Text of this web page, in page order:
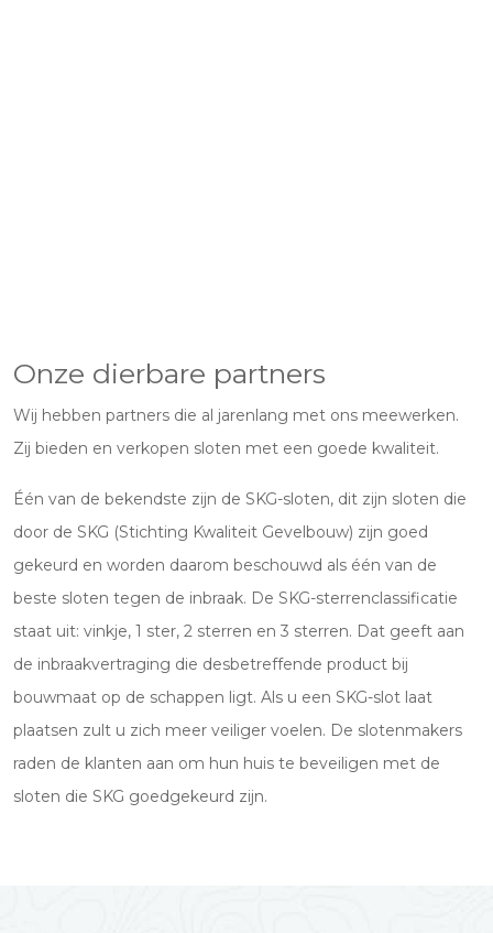
Onze dierbare partners
Wij hebben partners die al jarenlang met ons meewerken.
Zij bieden en verkopen sloten met een goede kwaliteit.
Één van de bekendste zijn de SKG-sloten, dit zijn sloten die
door de SKG (Stichting Kwaliteit Gevelbouw) zijn goed
gekeurd en worden daarom beschouwd als één van de
beste sloten tegen de inbraak. De SKG-sterrenclassificatie
staat uit: vinkje, 1 ster, 2 sterren en 3 sterren. Dat geeft aan
de inbraakvertraging die desbetreffende product bij
bouwmaat op de schappen ligt. Als u een SKG-slot laat
plaatsen zult u zich meer veiliger voelen. De slotenmakers
raden de klanten aan om hun huis te beveiligen met de
sloten die SKG goedgekeurd zijn.